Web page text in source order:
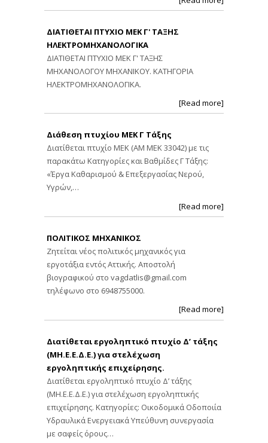
ΔΙΑΤΙΘΕΤΑΙ ΠΤΥΧΙΟ ΜΕΚ Γ' ΤΑΞΗΣ
ΗΛΕΚΤΡΟΜΗΧΑΝΟΛΟΓΙΚΑ
ΔΙΑΤΙΘΕΤΑΙ ΠΤΥΧΙΟ ΜΕΚ Γ' ΤΑΞΗΣ
ΜΗΧΑΝΟΛΟΓΟΥ ΜΗΧΑΝΙΚΟΥ. ΚΑΤΗΓΟΡΙΑ
ΗΛΕΚΤΡΟΜΗΧΑΝΟΛΟΓΙΚΑ.
[Read more]
Διάθεση πτυχίου ΜΕΚ Γ Τάξης
Διατίθεται πτυχίο ΜΕΚ (ΑΜ ΜΕΚ 33042) με τις
παρακάτω Κατηγορίες και Βαθμίδες Γ Τάξης:
«Έργα Καθαρισμού & Επεξεργασίας Νερού,
Υγρών,…
[Read more]
ΠΟΛΙΤΙΚΟΣ ΜΗΧΑΝΙΚΟΣ
Ζητείται νέος πολιτικός μηχανικός για
εργοτάξια εντός Αττικής. Αποστολή
βιογραφικού στο vagdatlis@gmail.com
τηλέφωνο στο 6948755000.
[Read more]
Διατίθεται εργοληπτικό πτυχίο Δ’ τάξης
(ΜΗ.Ε.Ε.Δ.Ε.) για στελέχωση
εργοληπτικής επιχείρησης.
Διατίθεται εργοληπτικό πτυχίο Δ’ τάξης
(ΜΗ.Ε.Ε.Δ.Ε.) για στελέχωση εργοληπτικής
επιχείρησης. Κατηγορίες: Οικοδομικά Οδοποιία
Υδραυλικά Ενεργειακά Υπεύθυνη συνεργασία
με σαφείς όρους…